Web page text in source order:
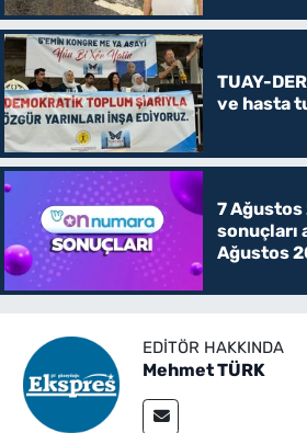
TUAY-
ve hasta
7 Ağustos
sonuçları
Ağustos
EDITÖR HAKKINDA
Mehmet TÜRK